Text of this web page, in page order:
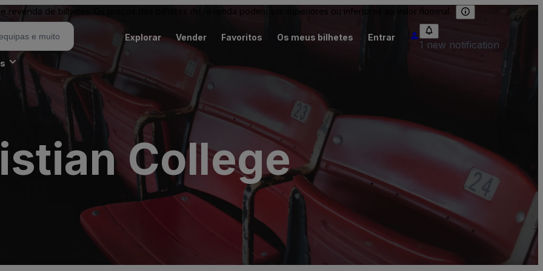
revenda de bilhetes. Os preços dos bilhetes de revenda podem ser superiores ou inferiores ao valor nominal.
Explorar Vender Favoritos Os meus bilhetes Entrar
1 new notification
College